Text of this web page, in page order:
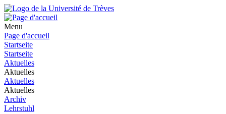
Menu
Page d'accueil
Startseite
Startseite
Aktuelles
Aktuelles
Aktuelles
Aktuelles
Archiv
Lehrstuhl